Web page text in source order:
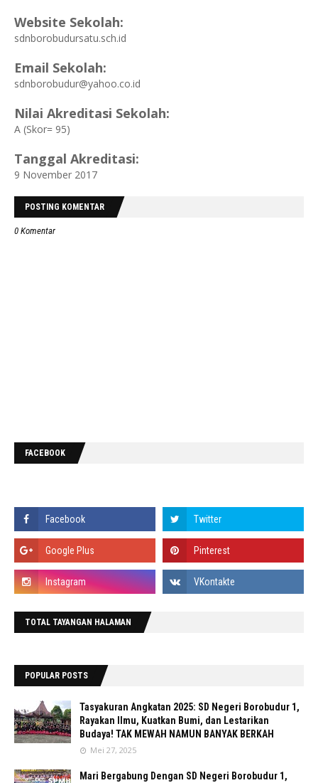
Website Sekolah:
sdnborobudursatu.sch.id
Email Sekolah:
sdnborobudur@yahoo.co.id
Nilai Akreditasi Sekolah:
A (Skor= 95)
Tanggal Akreditasi:
9 November 2017
POSTING KOMENTAR
0 Komentar
FACEBOOK
TOTAL TAYANGAN HALAMAN
POPULAR POSTS
Tasyakuran Angkatan 2025: SD Negeri Borobudur 1,
Rayakan Ilmu, Kuatkan Bumi, dan Lestarikan
Budaya! TAK MEWAH NAMUN BANYAK BERKAH
Mei 27, 2025
Mari Bergabung Dengan SD Negeri Borobudur 1,